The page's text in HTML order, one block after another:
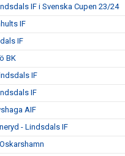
IF i Svenska Cupen 23/24
IF
IF
BK
IF
IF
AIF
- Lindsdals IF